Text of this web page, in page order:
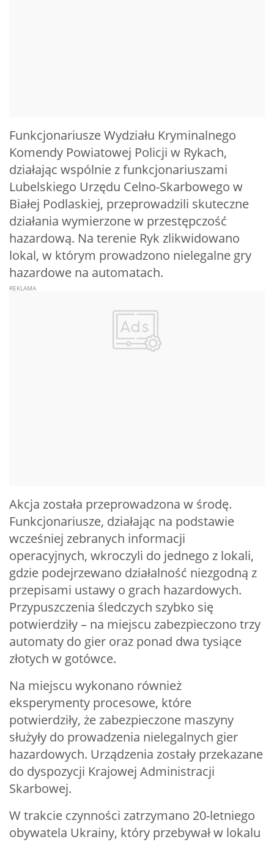
Funkcjonariusze Wydziału Kryminalnego
Komendy Powiatowej Policji w Rykach,
działając wspólnie z funkcjonariuszami
Lubelskiego Urzędu Celno-Skarbowego w
Białej Podlaskiej, przeprowadzili skuteczne
działania wymierzone w przestępczość
hazardową. Na terenie Ryk zlikwidowano
lokal, w którym prowadzono nielegalne gry
hazardowe na automatach.
Akcja została przeprowadzona w środę.
Funkcjonariusze, działając na podstawie
wcześniej zebranych informacji
operacyjnych, wkroczyli do jednego z lokali,
gdzie podejrzewano działalność niezgodną z
przepisami ustawy o grach hazardowych.
Przypuszczenia śledczych szybko się
potwierdziły – na miejscu zabezpieczono trzy
automaty do gier oraz ponad dwa tysiące
złotych w gotówce.
Na miejscu wykonano również
eksperymenty procesowe, które
potwierdziły, że zabezpieczone maszyny
służyły do prowadzenia nielegalnych gier
hazardowych. Urządzenia zostały przekazane
do dyspozycji Krajowej Administracji
Skarbowej.
W trakcie czynności zatrzymano 20-letniego
obywatela Ukrainy, który przebywał w lokalu